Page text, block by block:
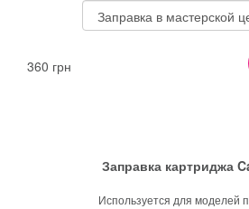
360 грн
Заправка картриджа
Используется для моделей